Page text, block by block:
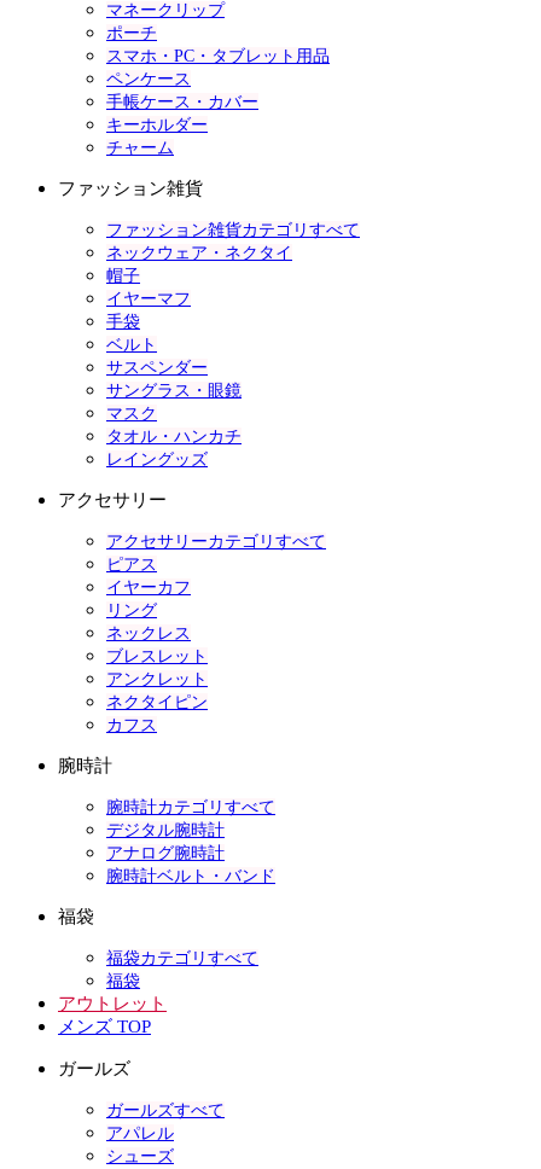
マネークリップ
ポーチ
スマホ・PC・タブレット用品
ペンケース
手帳ケース・カバー
キーホルダー
チャーム
ファッション雑貨
ファッション雑貨カテゴリすべて
ネックウェア・ネクタイ
帽子
イヤーマフ
手袋
ベルト
サスペンダー
サングラス・眼鏡
マスク
タオル・ハンカチ
レイングッズ
アクセサリー
アクセサリーカテゴリすべて
ピアス
イヤーカフ
リング
ネックレス
ブレスレット
アンクレット
ネクタイピン
カフス
腕時計
腕時計カテゴリすべて
デジタル腕時計
アナログ腕時計
腕時計ベルト・バンド
福袋
福袋カテゴリすべて
福袋
アウトレット
メンズ TOP
ガールズ
ガールズすべて
アパレル
シューズ